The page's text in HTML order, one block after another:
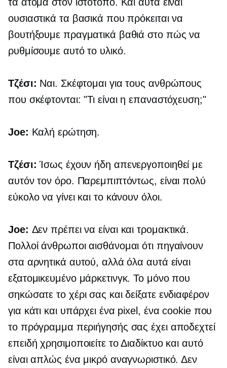
ουσιαστικά τα βασικά που πρόκειται να
βουτήξουμε πραγματικά βαθιά στο πώς να
ρυθμίσουμε αυτό το υλικό.
Τζέσι: Ναι. Σκέφτομαι για τους ανθρώπους
που σκέφτονται: "Τι είναι η επαναστόχευση;"
Joe: Καλή ερώτηση.
Τζέσι: Ίσως έχουν ήδη απενεργοποιηθεί με
αυτόν τον όρο. Παρεμπιπτόντως, είναι πολύ
εύκολο να γίνει και το κάνουν όλοι.
Joe: Δεν πρέπει να είναι και τρομακτικά.
Πολλοί άνθρωποι αισθάνομαι ότι πηγαίνουν
στα αρνητικά αυτού, αλλά όλα αυτά είναι
εξατομικευμένο μάρκετινγκ. Το μόνο που
σηκώσατε το χέρι σας και δείξατε ενδιαφέρον
για κάτι και υπάρχει ένα pixel, ένα cookie που
το πρόγραμμα περιήγησής σας έχει αποδεχτεί
επειδή χρησιμοποιείτε το Διαδίκτυο και αυτό
είναι απλώς ένα μικρό αναγνωριστικό. Δεν